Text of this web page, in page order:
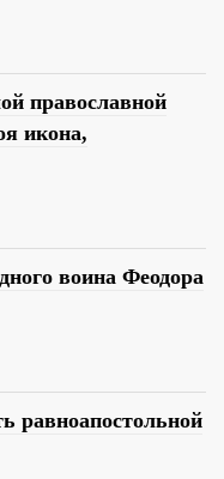
православной
икона,
воина Феодора
равноапостольной